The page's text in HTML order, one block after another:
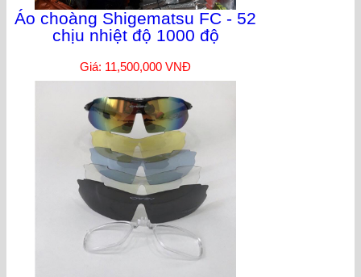
Áo choàng Shigematsu FC - 52
chịu nhiệt độ 1000 độ
Giá: 11,500,000 VNĐ